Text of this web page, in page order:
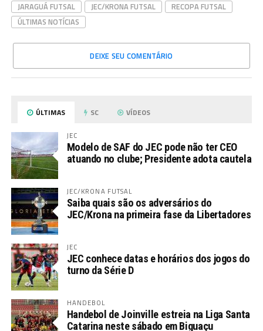
JARAGUÁ FUTSAL
JEC/KRONA FUTSAL
RECOPA FUTSAL
ÚLTIMAS NOTÍCIAS
DEIXE SEU COMENTÁRIO
ÚLTIMAS SC VÍDEOS
JEC
Modelo de SAF do JEC pode não ter CEO
atuando no clube; Presidente adota cautela
JEC/KRONA FUTSAL
Saiba quais são os adversários do
JEC/Krona na primeira fase da Libertadores
JEC
JEC conhece datas e horários dos jogos do
turno da Série D
HANDEBOL
Handebol de Joinville estreia na Liga Santa
Catarina neste sábado em Biguaçu